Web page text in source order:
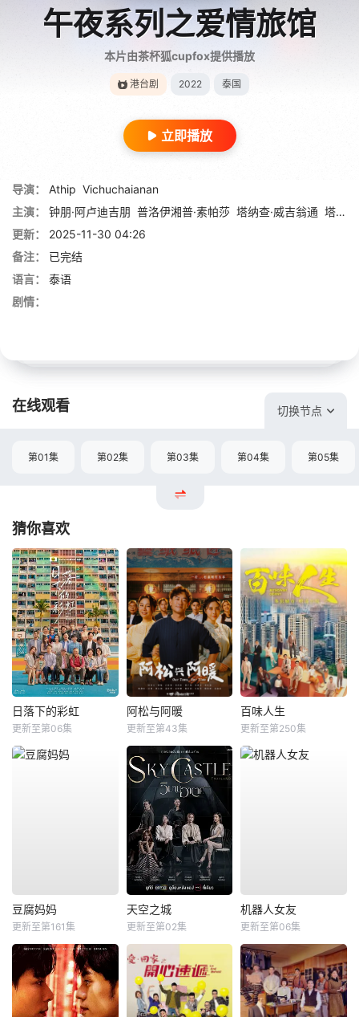
午夜系列之爱情旅馆
本片由茶杯狐cupfox提供播放
港台剧 2022 泰国
立即播放
导演： Athip Vichuchaianan
主演：
钟朋·阿卢迪吉朋 普洛伊湘普·素帕莎 塔纳查·威吉翁通 塔纳文·提拉珀苏卡恩
更新：
2025-11-30 04:26
备注：
已完结
语言：
泰语
剧情：
在线观看 切换节点
第01集 第02集 第03集 第04集 第05集
猜你喜欢
日落下的彩虹
更新至第06集
阿松与阿暖
更新至第43集
百味人生
更新至第250集
豆腐妈妈
更新至第161集
天空之城
更新至第02集
机器人女友
更新至第06集